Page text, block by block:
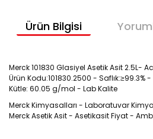
Ürün Bilgisi
Merck 101830 Glasiyel Asetik Asit 2.5L-
Ürün Kodu:101830.2500 - Saflık:≥99.3%
Kütle: 60.05 g/mol - Lab Kalite
Merck Kimyasalları - Laboratuvar
Merck Asetik Asit - Asetikasit Fiyat -